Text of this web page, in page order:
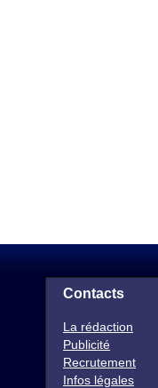
Contacts
La rédaction
Publicité
Recrutement
Infos légales